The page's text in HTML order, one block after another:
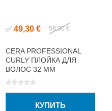
✅ 49,30 € 58,00 €
CERA PROFESSIONAL
CURLY ПЛОЙКА ДЛЯ
ВОЛОС 32 ММ